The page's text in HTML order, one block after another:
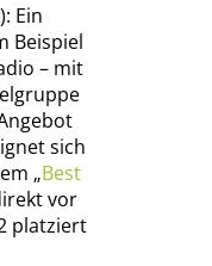
Ein
Beispiel
– mit
sich
„Best
vor
platziert